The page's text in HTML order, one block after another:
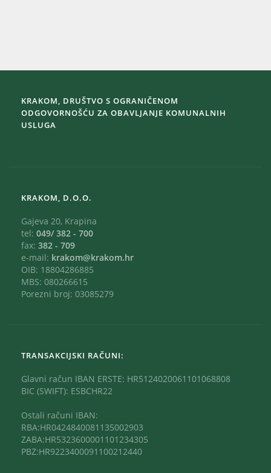
KRAKOM, DRUŠTVO S OGRANIČENOM
ODGOVORNOŠĆU ZA OBAVLJANJE KOMUNALNIH
USLUGA
KRAKOM, D.O.O.
Gajeva 20, Krapina
tel: 049/ 382 - 700
fax: 382 - 709
e-mail: krakom@krakom.hr
OIB: 18804286885
MBS: 080266615
Porezni broj: 03085279
TRANSAKCIJSKI RAČUNI:
Glavni račun IBAN ERSTE: HR5124020061101068808
BIC (SWIFT): ESBCHR22
Ostali računi IBAN:
RBA:HR0424840081135002903
ZABA:HR5323600001101234305
PBZ:HR9223400091100212440